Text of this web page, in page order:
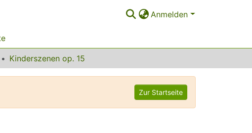
Anmelden
Kinderszenen op. 15
Zur Startseite